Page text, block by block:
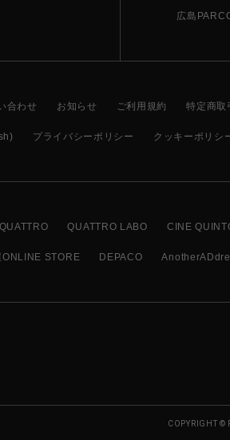
広島
合わせ お知らせ ご利用規約 特定商取
プライバシーポリシー クッキーポリシ
QUATTRO LABO CINE
ONLINE STORE DEPACO
COPYRIGHT ©